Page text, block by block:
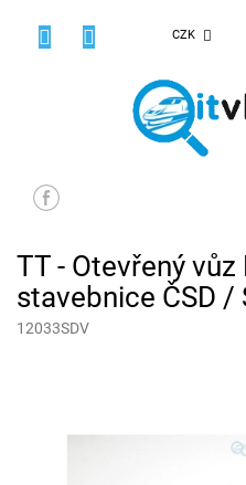
CZK
TT - Otevřený vůz
stavebnice ČSD /
12033SDV